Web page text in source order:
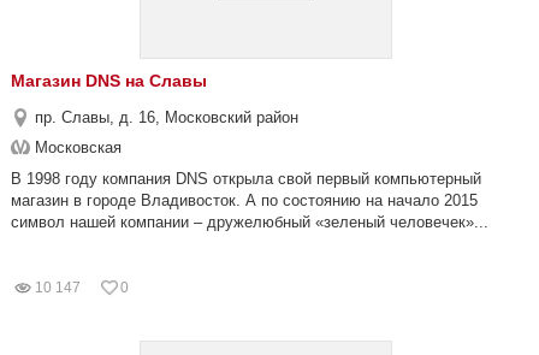
Магазин DNS на Славы
пр. Славы, д. 16, Московский район
Московская
В 1998 году компания DNS открыла свой первый компьютерный
магазин в городе Владивосток. А по состоянию на начало 2015
символ нашей компании – дружелюбный «зеленый человечек»...
10 147 0